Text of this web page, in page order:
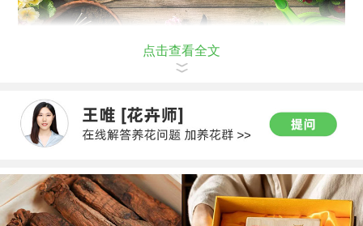
点击查看全文